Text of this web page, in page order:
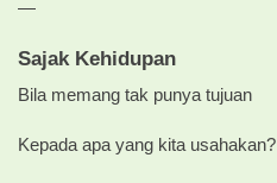
—
Sajak Kehidupan
Bila memang tak punya tujuan
Kepada apa yang kita usahakan?